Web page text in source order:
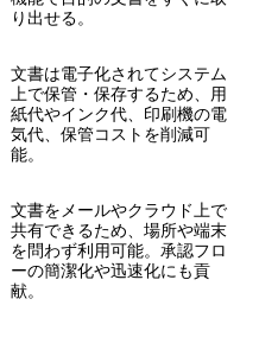
り出せる。
文書は電子化されてシステム
上で保管・保存するため、用
紙代やインク代、印刷機の電
気代、保管コストを削減可
能。
文書をメールやクラウド上で
共有できるため、場所や端末
を問わず利用可能。承認フロ
ーの簡潔化や迅速化にも貢
献。